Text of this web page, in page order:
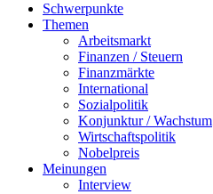
Schwerpunkte
Themen
Arbeitsmarkt
Finanzen / Steuern
Finanzmärkte
International
Sozialpolitik
Konjunktur / Wachstum
Wirtschaftspolitik
Nobelpreis
Meinungen
Interview